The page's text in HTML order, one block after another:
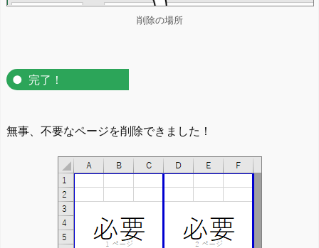
削除の場所
完了！
無事、不要なページを削除できました！